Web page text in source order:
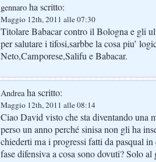
gennaro ha scritto:
Maggio 12th, 2011 alle 07:30
Titolare Babacar contro il Bologna e gli
per salutare i tifosi,sarbbe la cosa piu’
Neto,Camporese,Salifu e Babacar.
Andreaha scritto:
Maggio 12th, 2011 alle 08:14
Ciao David visto che sta diventando una
perso un anno perché sinisa non gli ha
chiederti ma i progressi fatti da pasqual
fase difensiva a cosa sono dovuti? Solo